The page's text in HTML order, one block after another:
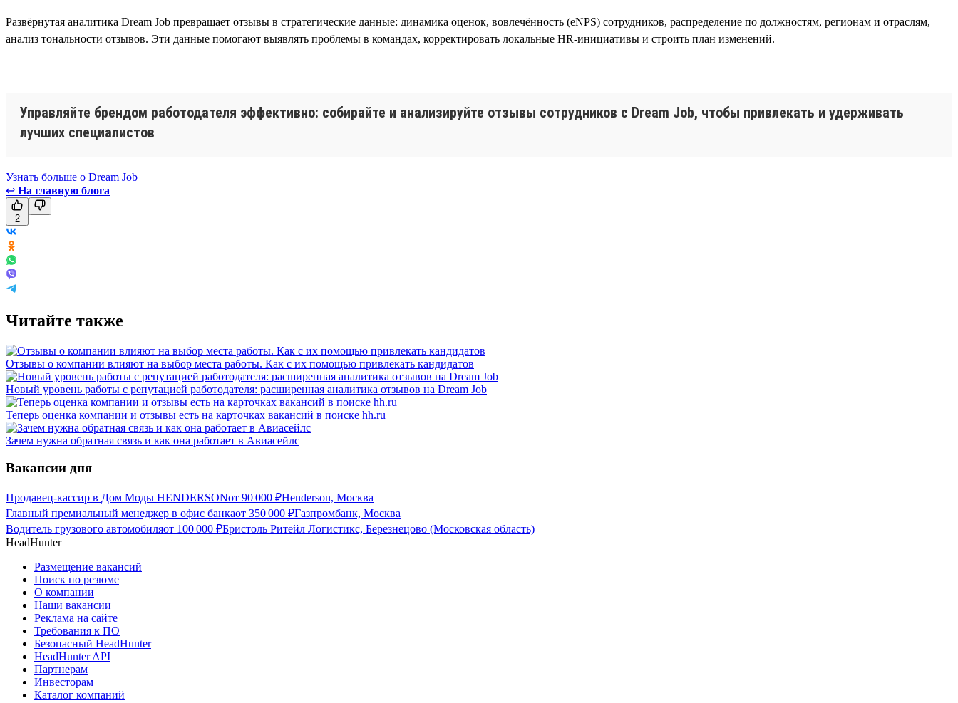
Развёрнутая аналитика Dream Job превращает отзывы в стратегические данные: динамика оценок, вовлечённость (eNPS) сотрудников, распределение по должностям, регионам и отраслям,
анализ тональности отзывов. Эти данные помогают выявлять проблемы в командах, корректировать локальные HR-инициативы и строить план изменений.
Управляйте брендом работодателя эффективно: собирайте и анализируйте отзывы сотрудников с Dream Job, чтобы привлекать и удерживать
лучших специалистов
Узнать больше о Dream Job
↩ На главную блога
2
Читайте также
Отзывы о компании влияют на выбор места работы. Как с их помощью привлекать кандидатов
Новый уровень работы с репутацией работодателя: расширенная аналитика отзывов на Dream Job
Теперь оценка компании и отзывы есть на карточках вакансий в поиске hh.ru
Зачем нужна обратная связь и как она работает в Авиасейлс
Вакансии дня
Продавец-кассир в Дом Моды HENDERSONот 90 000 ₽Henderson, Москва
Главный премиальный менеджер в офис банкаот 350 000 ₽Газпромбанк, Москва
Водитель грузового автомобиляот 100 000 ₽Бристоль Ритейл Логистикс, Березнецово (Московская область)
HeadHunter
Размещение вакансий
Поиск по резюме
О компании
Наши вакансии
Реклама на сайте
Требования к ПО
Безопасный HeadHunter
HeadHunter API
Партнерам
Инвесторам
Каталог компаний